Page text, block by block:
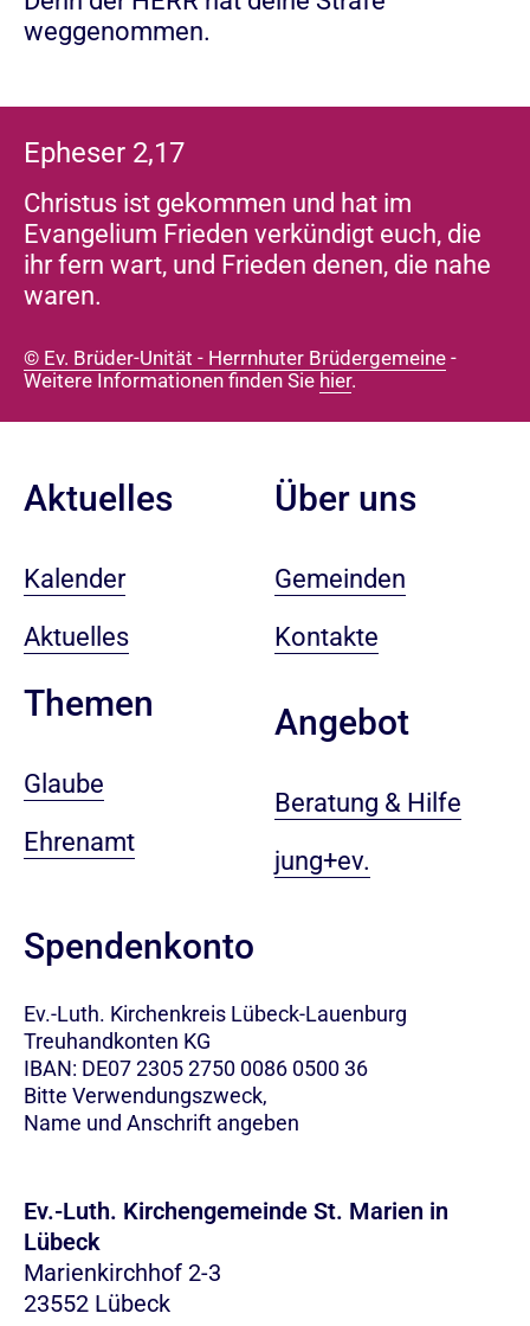
weggenommen.
Christus ist gekommen und hat im
Evangelium Frieden verkündigt euch, die
ihr fern wart, und Frieden denen, die nahe
waren.
Epheser 2,17
© Ev. Brüder-Unität - Herrnhuter Brüdergemeine -
Weitere Informationen finden Sie hier.
Aktuelles
Kalender
Aktuelles
Themen
Glaube
Ehrenamt
Über uns
Gemeinden
Kontakte
Angebot
Beratung & Hilfe
jung+ev.
Spendenkonto
Ev.-Luth. Kirchenkreis Lübeck-Lauenburg
Treuhandkonten KG
IBAN: DE07 2305 2750 0086 0500 36
Bitte Verwendungszweck,
Name und Anschrift angeben
Ev.-Luth. Kirchengemeinde St. Marien in
Lübeck
Marienkirchhof 2-3
23552 Lübeck